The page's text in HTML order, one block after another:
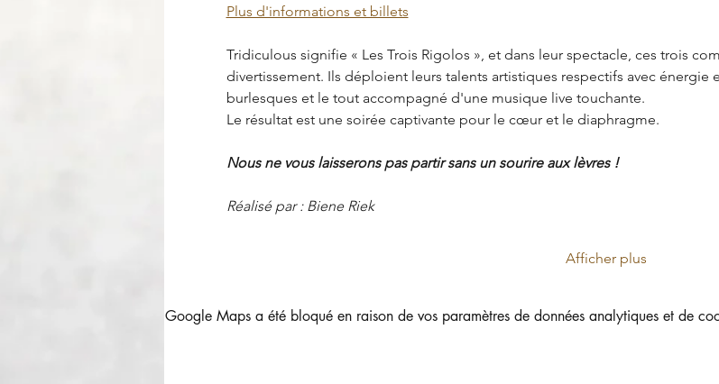
Plus d'informations et billets
Tridiculous signifie « Les Trois Rigolos », et dans leur spectacle, ces trois
divertissement. Ils déploient leurs talents artistiques respectifs avec énergie
burlesques et le tout accompagné d'une musique live touchante.
Le résultat est une soirée captivante pour le cœur et le diaphragme.
Nous ne vous laisserons pas partir sans un sourire aux lèvres !
Réalisé par : Biene Riek
Afficher plus
Google Maps a été bloqué en raison de vos paramètres de données analytiques et de